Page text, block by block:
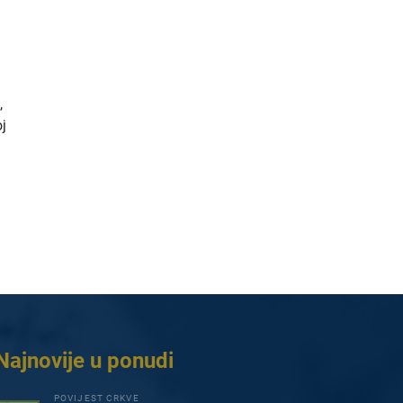
u ponudi
POVIJEST CRKVE